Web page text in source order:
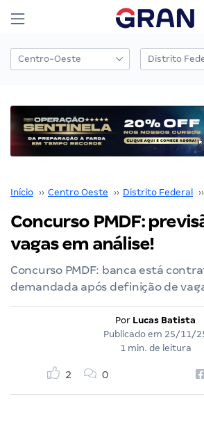
Início ›› Centro Oeste ›› Distrito Federal ››
Concurso PMDF:
vagas em análise!
Concurso PMDF: banca está
demandada após definição de
Por Lucas Batista
Publicado em 25/11/
1 min. de leitura
2 0